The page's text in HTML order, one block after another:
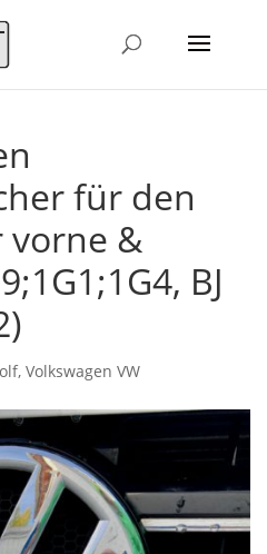
für den
vorne &
BJ
, Volkswagen VW